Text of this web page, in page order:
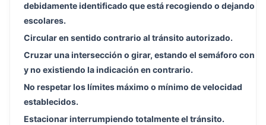
debidamente identificado que está recogiendo o dejando
escolares.
Circular en sentido contrario al tránsito autorizado.
Cruzar una intersección o girar, estando el semáforo con
y no existiendo la indicación en contrario.
No respetar los límites máximo o mínimo de velocidad
establecidos.
Estacionar interrumpiendo totalmente el tránsito.